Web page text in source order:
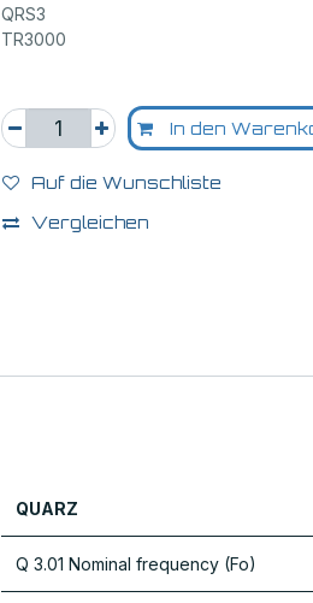
QRS3
TR3000
In den
Auf die Wunschliste
Vergleichen
QUARZ
Q 3.01 Nominal frequency (Fo)